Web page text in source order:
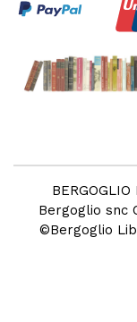
Bergoglio snc
©Bergoglio